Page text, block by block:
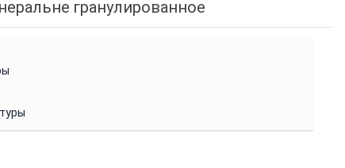
гранулированное